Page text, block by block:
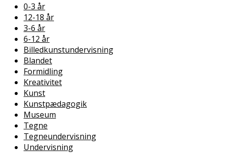
0-3 år
12-18 år
3-6 år
6-12 år
Billedkunstundervisning
Blandet
Formidling
Kreativitet
Kunst
Kunstpædagogik
Museum
Tegne
Tegneundervisning
Undervisning